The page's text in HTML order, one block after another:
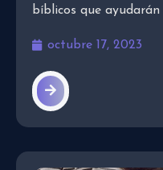
bíblicos que ayudarán
octubre 17, 2023